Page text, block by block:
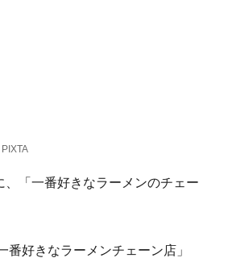
「一番好きなラーメンのチェー
好きなラーメンチェーン店」